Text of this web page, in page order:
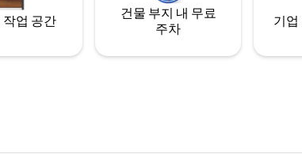
작업 공간
건물 부지 내 무료
주차
기업